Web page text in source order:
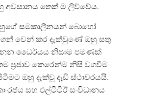
අවසානය තෙක් ම ලිව්වේය.
සමකාලීනයන් බොහෝ
වෙන් කර දැක්වුණේ ඔහු සතු
ධෛර්යය නිසාම පමණක්
ප්‍රජාව කෙරෙන්ම නිසි වගවීම
ඔහු දැක්වූ දැඩි ස්ථාවරයයි.
රජය සහ එල්ටීටීඊ සංවිධානය